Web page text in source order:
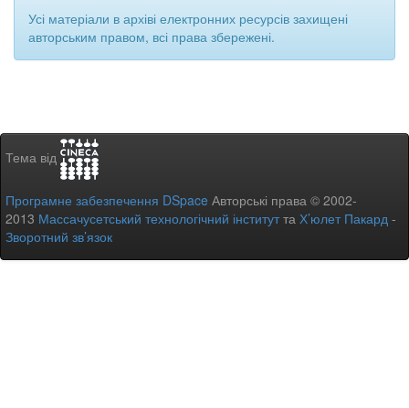
Усі матеріали в архіві електронних ресурсів захищені
авторським правом, всі права збережені.
Тема від
Програмне забезпечення DSpace Авторські права © 2002-
2013 Массачусетський технологічний інститутта Х’юлет Пакард -
Зворотний зв’язок